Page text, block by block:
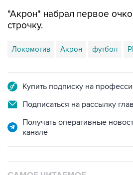
"Акрон" набрал первое
строчку.
Локомотив Акрон футбол
Купить подписку на
Подписаться на рассылку
Получать оперативные
канале